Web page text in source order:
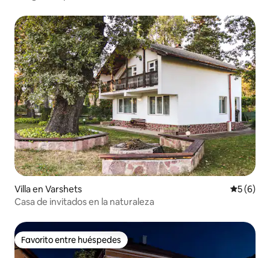
Villa en Varshets
5 (6)
Casa de invitados en la naturaleza
Favorito entre huéspedes
Favorito entre huéspedes